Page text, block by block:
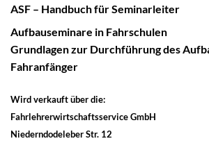
ASF – Handbuch für Seminarleiter
Aufbauseminare in Fahrschulen
Grundlagen zur Durchführung des
Fahranfänger
Wird verkauft über die:
Fahrlehrerwirtschaftsservice GmbH
Niederndodeleber Str. 12